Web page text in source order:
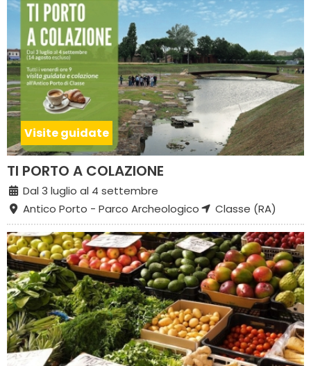
Visite guidate
TI PORTO A COLAZIONE
Dal 3 luglio al 4 settembre
Antico Porto - Parco Archeologico
Classe (RA)